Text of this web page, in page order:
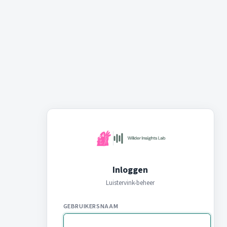
Inloggen
Luistervink-beheer
GEBRUIKERSNAAM